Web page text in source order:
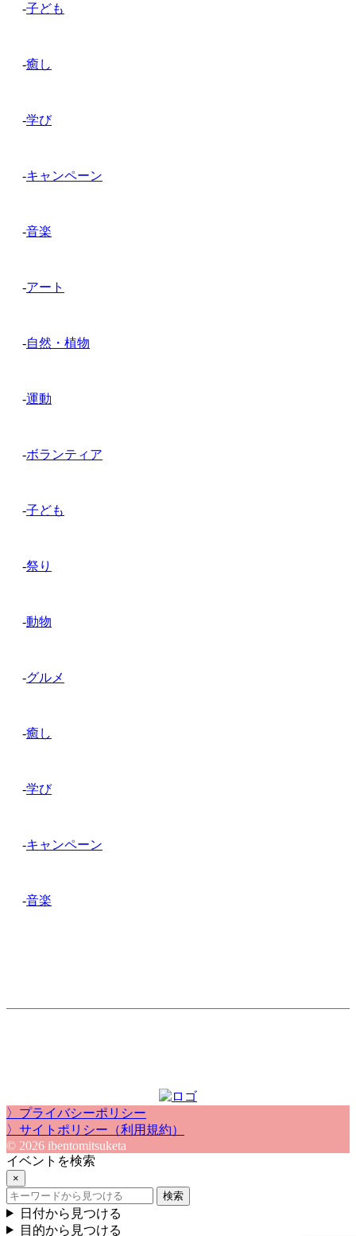
-子ども
-癒し
-学び
-キャンペーン
-音楽
-アート
-自然・植物
-運動
-ボランティア
-子ども
-祭り
-動物
-グルメ
-癒し
-学び
-キャンペーン
-音楽
〉プライバシーポリシー
〉サイトポリシー（利用規約）
© 2026 ibentomitsuketa
イベントを検索
×
検索
日付から見つける
目的から見つける